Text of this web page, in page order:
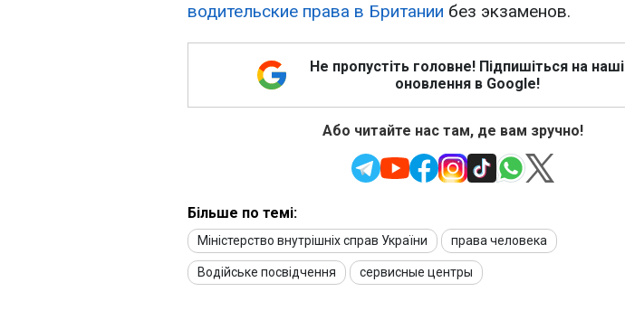
водительские права в Британии без экзаменов.
Не пропустіть головне! Підпишіться на наші
оновлення в Google!
Або читайте нас там, де вам зручно!
Більше по темі:
Міністерство внутрішніх справ України права человека
Водійське посвідчення сервисные центры